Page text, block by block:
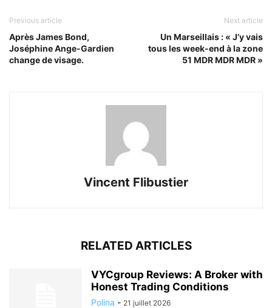
Previous article
Après James Bond,
Joséphine Ange-Gardien
change de visage.
Next article
Un Marseillais : « J’y vais
tous les week-end à la zone
51 MDR MDR MDR »
Vincent Flibustier
RELATED ARTICLES
VYCgroup Reviews: A Broker with
Honest Trading Conditions
Polina - 21 juillet 2026